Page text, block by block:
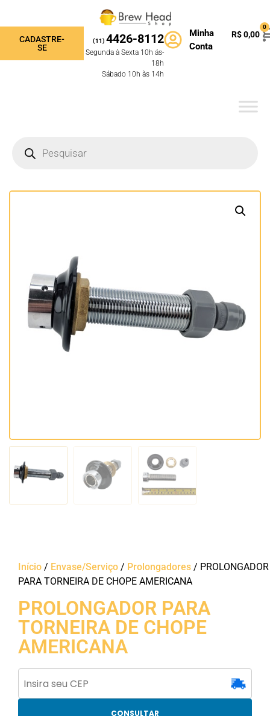
CADASTRE-
SE
(11) 4426-8112
Segunda à Sexta 10h ás-
18h
Sábado 10h às 14h
Minha
Conta
R$0,00
0
Início / Envase/Serviço / Prolongadores / PROLONGADOR
PARA TORNEIRA DE CHOPE AMERICANA
PROLONGADOR PARA
TORNEIRA DE CHOPE
AMERICANA
CONSULTAR